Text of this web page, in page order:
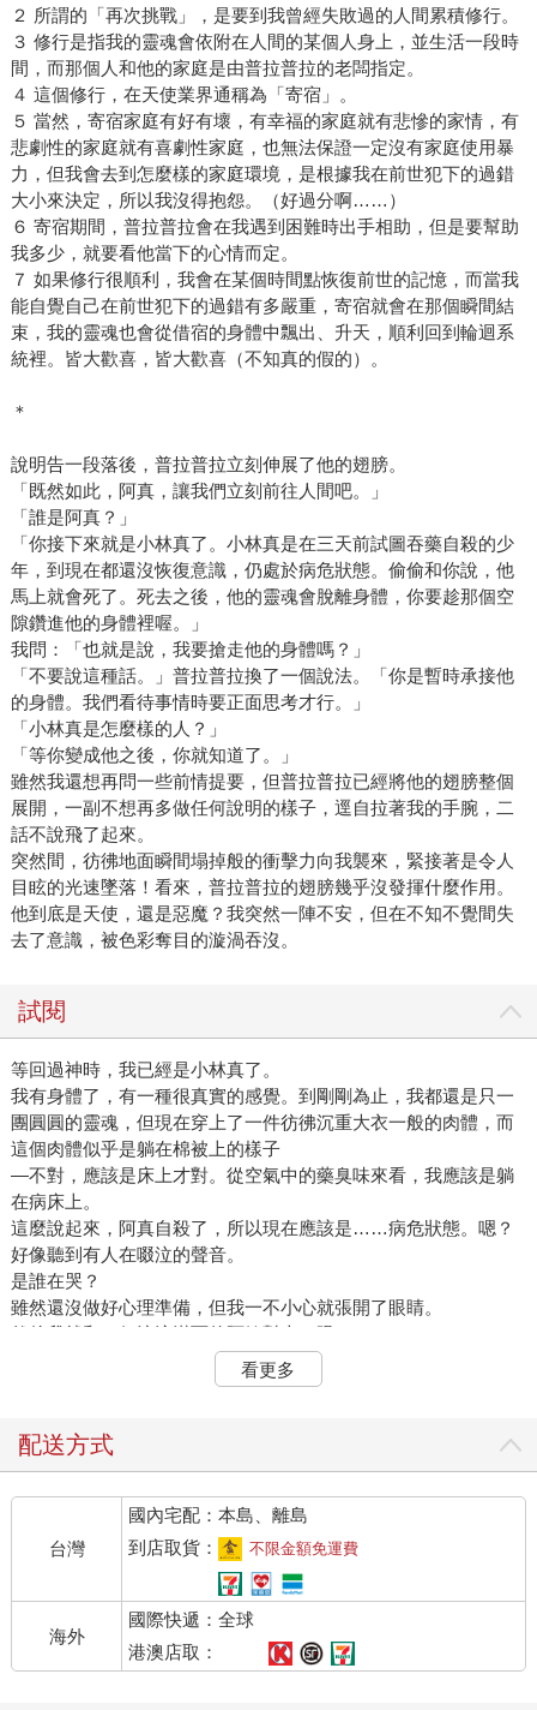
２ 所謂的「再次挑戰」，是要到我曾經失敗過的人間累積修行。
３ 修行是指我的靈魂會依附在人間的某個人身上，並生活一段時
間，而那個人和他的家庭是由普拉普拉的老闆指定。
４ 這個修行，在天使業界通稱為「寄宿」。
５ 當然，寄宿家庭有好有壞，有幸福的家庭就有悲慘的家情，有
悲劇性的家庭就有喜劇性家庭，也無法保證一定沒有家庭使用暴
力，但我會去到怎麼樣的家庭環境，是根據我在前世犯下的過錯
大小來決定，所以我沒得抱怨。（好過分啊……）
６ 寄宿期間，普拉普拉會在我遇到困難時出手相助，但是要幫助
我多少，就要看他當下的心情而定。
７ 如果修行很順利，我會在某個時間點恢復前世的記憶，而當我
能自覺自己在前世犯下的過錯有多嚴重，寄宿就會在那個瞬間結
束，我的靈魂也會從借宿的身體中飄出、升天，順利回到輪迴系
統裡。皆大歡喜，皆大歡喜（不知真的假的）。
＊
說明告一段落後，普拉普拉立刻伸展了他的翅膀。
「既然如此，阿真，讓我們立刻前往人間吧。」
「誰是阿真？」
「你接下來就是小林真了。小林真是在三天前試圖吞藥自殺的少
年，到現在都還沒恢復意識，仍處於病危狀態。偷偷和你說，他
馬上就會死了。死去之後，他的靈魂會脫離身體，你要趁那個空
隙鑽進他的身體裡喔。」
我問：「也就是說，我要搶走他的身體嗎？」
「不要說這種話。」普拉普拉換了一個說法。「你是暫時承接他
的身體。我們看待事情時要正面思考才行。」
「小林真是怎麼樣的人？」
「等你變成他之後，你就知道了。」
雖然我還想再問一些前情提要，但普拉普拉已經將他的翅膀整個
展開，一副不想再多做任何說明的樣子，逕自拉著我的手腕，二
話不說飛了起來。
突然間，彷彿地面瞬間塌掉般的衝擊力向我襲來，緊接著是令人
目眩的光速墜落！看來，普拉普拉的翅膀幾乎沒發揮什麼作用。
他到底是天使，還是惡魔？我突然一陣不安，但在不知不覺間失
去了意識，被色彩奪目的漩渦吞沒。
試閱
等回過神時，我已經是小林真了。
我有身體了，有一種很真實的感覺。到剛剛為止，我都還是只一
團圓圓的靈魂，但現在穿上了一件彷彿沉重大衣一般的肉體，而
這個肉體似乎是躺在棉被上的樣子
—不對，應該是床上才對。從空氣中的藥臭味來看，我應該是躺
在病床上。
這麼說起來，阿真自殺了，所以現在應該是……病危狀態。嗯？
好像聽到有人在啜泣的聲音。
是誰在哭？
雖然還沒做好心理準備，但我一不小心就張開了眼睛。
然後我就和一個淚流滿面的阿姨對上了眼。
她接下來又高聲大叫一次。
然是在病房裡，病床一旁擺著沉重、給人壓迫感的醫療器材，可
以看到站在器材後面的護士身上的白衣。不知道是誰小小聲地說
了句「真的假的」，然後那個白色身影驚慌地動了起來。
這次大喊的，是在旁邊扶著阿姨的叔叔。
「阿真活過來了！」
沒錯，雖然我也是後來才知道，但小林真其實在十分鐘前才剛被
宣布「死亡」而已。阿真的靈魂升到天上後，他的身體就變成了
看更多
配送方式
台灣
國內宅配：本島、離島
到店取貨：
不限金額免運費
海外
國際快遞：全球
港澳店取：